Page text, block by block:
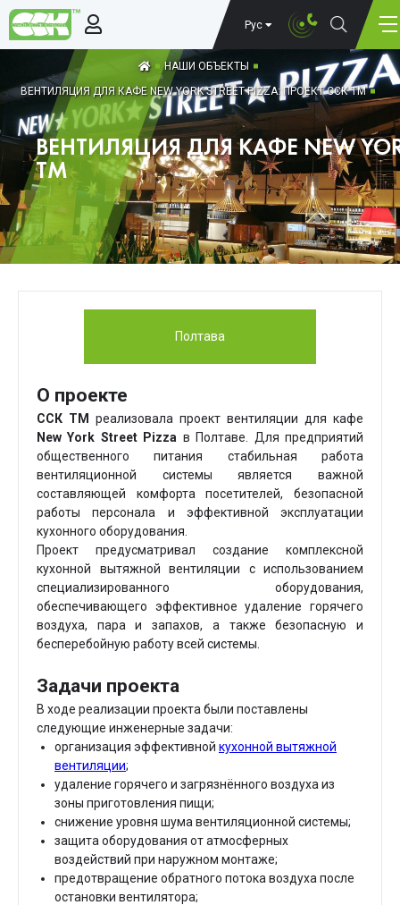
Рус
НАШИ ОБЪЕКТЫ
ВЕНТИЛЯЦИЯ ДЛЯ КАФЕ NEW YORK STREET PIZZA: ПРОЕКТ ССК ТМ
ВЕНТИЛЯЦИЯ ДЛЯ КАФЕ NEW
ТМ
Полтава
О проекте
ССК ТМ
реализовала проект вентиляции для кафе
New York Street Pizza в Полтаве. Для предприятий
общественного питания стабильная работа
вентиляционной системы является важной
составляющей комфорта посетителей, безопасной
работы персонала и эффективной эксплуатации
кухонного оборудования.
Проект предусматривал создание комплексной
кухонной вытяжной вентиляции с использованием
специализированного оборудования,
обеспечивающего эффективное удаление горячего
воздуха, пара и запахов, а также безопасную и
бесперебойную работу всей системы.
Задачи проекта
В ходе реализации проекта были поставлены
следующие инженерные задачи:
организация эффективной кухонной вытяжной
вентиляции;
удаление горячего и загрязнённого воздуха из
зоны приготовления пищи;
снижение уровня шума вентиляционной системы;
защита оборудования от атмосферных
воздействий при наружном монтаже;
предотвращение обратного потока воздуха после
остановки вентилятора;